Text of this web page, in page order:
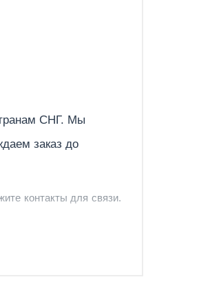
СНГ. Мы
заказ до
контакты для связи.
вариант доставки.